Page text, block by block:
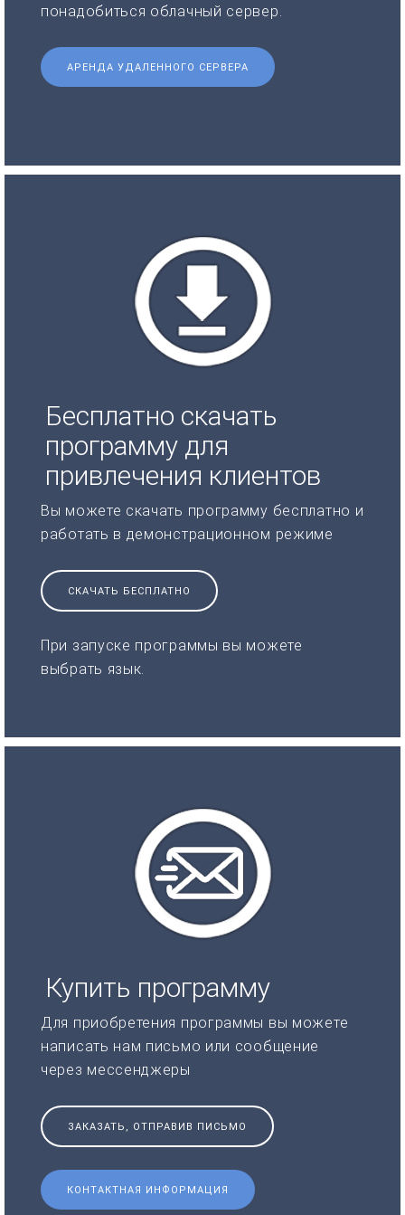
понадобиться облачный сервер.
АРЕНДА УДАЛЕННОГО СЕРВЕРА
Бесплатно скачать
программу для
привлечения клиентов
Вы можете скачать программу бесплатно и
работать в демонстрационном режиме
СКАЧАТЬ БЕСПЛАТНО
При запуске программы вы можете
выбрать язык.
Купить программу
Для приобретения программы вы можете
написать нам письмо или сообщение
через мессенджеры
ЗАКАЗАТЬ, ОТПРАВИВ ПИСЬМО
КОНТАКТНАЯ ИНФОРМАЦИЯ